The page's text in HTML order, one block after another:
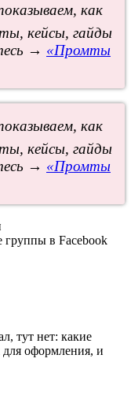
как
кейсы, гайды
→ «Промты
как
кейсы, гайды
→ «Промты
группы в Facebook
тут нет: какие
оформления, и